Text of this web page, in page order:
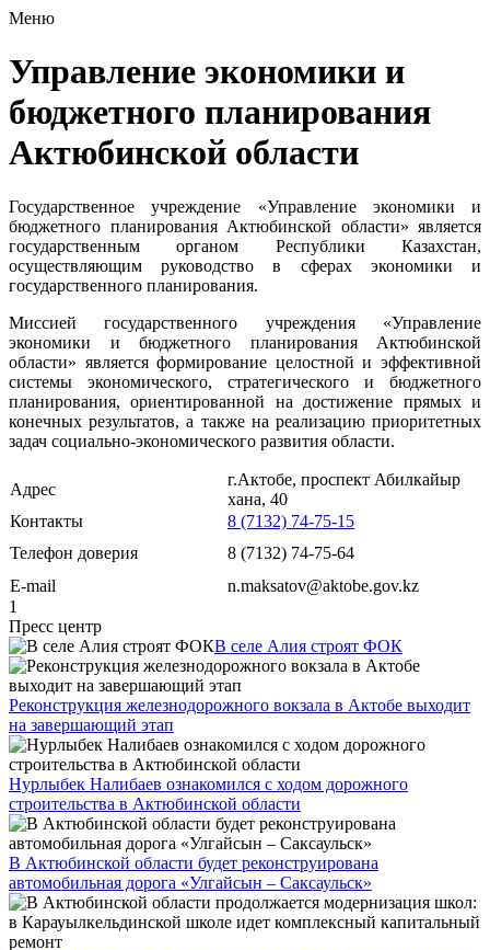
Меню
Управление экономики и
бюджетного планирования
Актюбинской области
Государственное учреждение «Управление экономики и
бюджетного планирования Актюбинской области» является
государственным органом Республики Казахстан,
осуществляющим руководство в сферах экономики и
государственного планирования.
Миссией государственного учреждения «Управление
экономики и бюджетного планирования Актюбинской
области» являетсяформирование целостной и эффективной
системы экономического, стратегического и бюджетного
планирования, ориентированной на достижение прямых и
конечных результатов, а также на реализацию приоритетных
задач социально-экономического развития области.
Адрес
г.Актобе, проспект Абилкайыр
хана, 40
Контакты
8 (7132) 74-75-15
Телефон доверия
8 (7132) 74-75-64
E-mail
n.maksatov@aktobe.gov.kz
1
Пресс центр
В селе Алия строят ФОК
Реконструкция железнодорожного вокзала в Актобе выходит
на завершающий этап
Нурлыбек Налибаев ознакомился с ходом дорожного
строительства в Актюбинской области
В Актюбинской области будет реконструирована
автомобильная дорога «Улгайсын – Саксаульск»